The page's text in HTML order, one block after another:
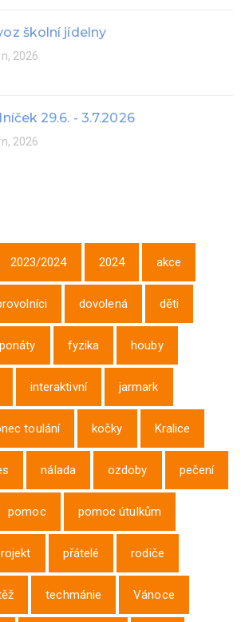
školní jídelny
2026
29.6. - 3.7.2026
2026
2023/2024 2024 akce
dovolená děti
fyzika houby
interaktivní jarmark
toulání kočky Kralice
nálada ozdoby pečení
pomoc pomoc útulkům
přátelé rodiče
techmánie Vánoce